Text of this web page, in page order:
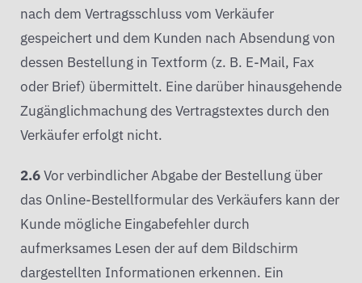
nach dem Vertragsschluss vom Verkäufer
gespeichert und dem Kunden nach Absendung von
dessen Bestellung in Textform (z. B. E-Mail, Fax
oder Brief) übermittelt. Eine darüber hinausgehende
Zugänglichmachung des Vertragstextes durch den
Verkäufer erfolgt nicht.
2.6Vor verbindlicher Abgabe der Bestellung über
das Online-Bestellformular des Verkäufers kann der
Kunde mögliche Eingabefehler durch
aufmerksames Lesen der auf dem Bildschirm
dargestellten Informationen erkennen. Ein